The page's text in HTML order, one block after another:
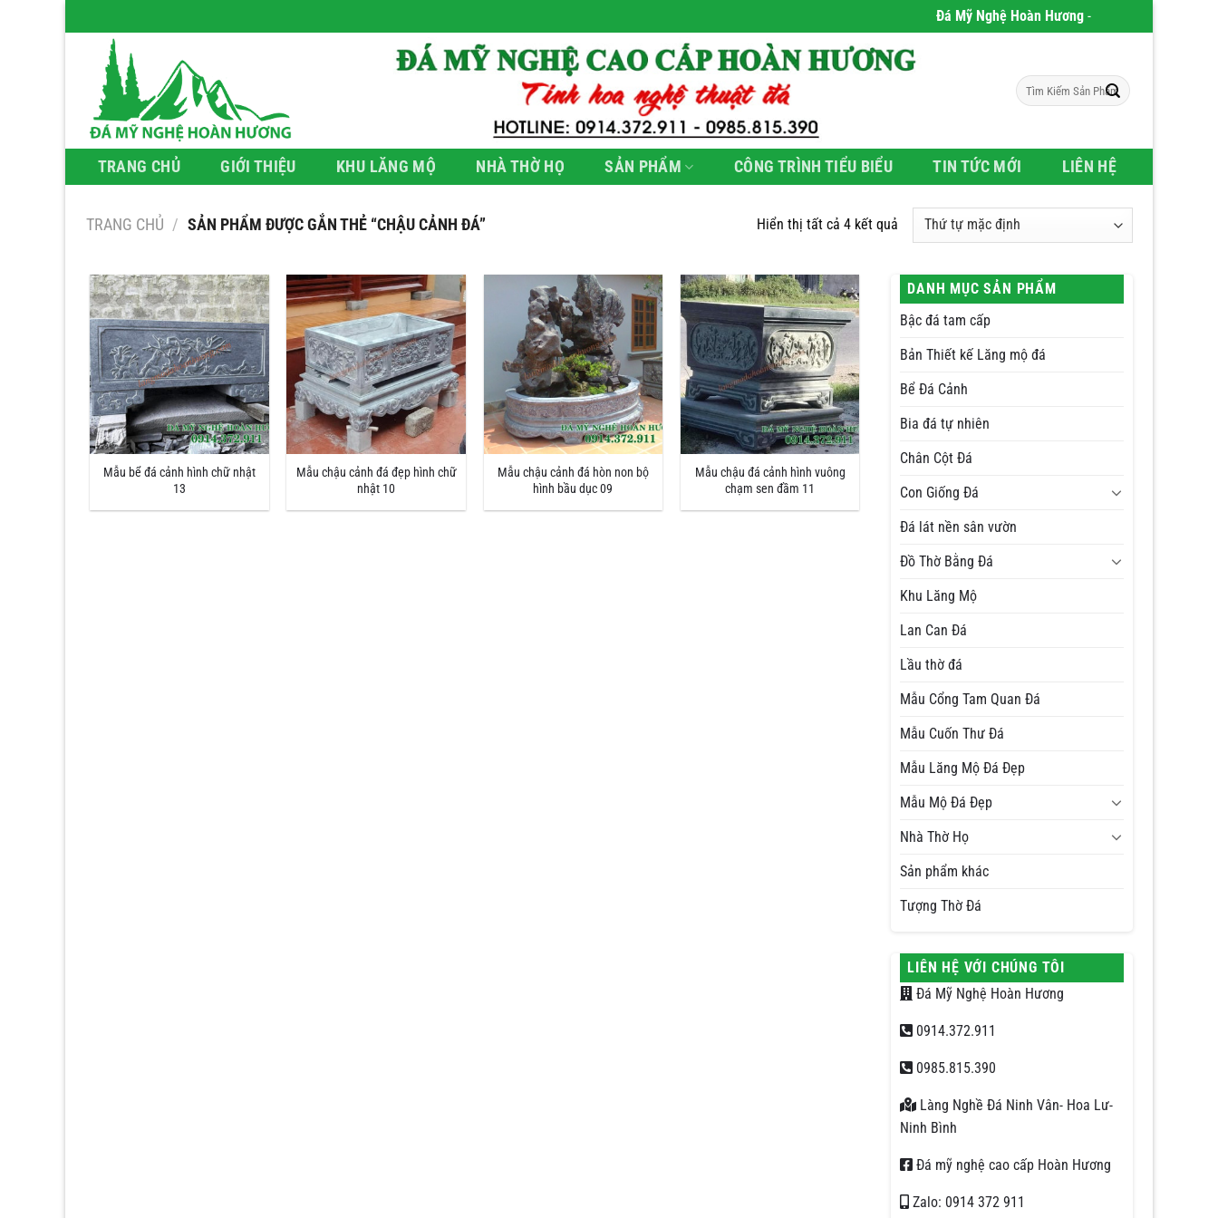
qua
Đá Mỹ Nghệ Hoàn Hương- Chúng tôi chuyên phân
Tìm
kiếm:
TRANG CHỦ GIỚI THIỆU KHU LĂNG MỘ NHÀ THỜ HỌ SẢN PHẨM CÔNG TRÌNH TIỂU BIỂU TIN TỨC MỚI LIÊN HỆ
TRANG CHỦ / SẢN PHẨM ĐƯỢC GẮN THẺ “CHẬU CẢNH ĐÁ” Hiển thị tất cả 4 kết quả
Mẫu bể đá cảnh hình chữ nhật
13
Mẫu chậu cảnh đá đẹp hình chữ
nhật 10
Mẫu chậu cảnh đá hòn non bộ
hình bầu dục 09
Mẫu chậu đá cảnh hình vuông
chạm sen đầm 11
DANH MỤC SẢN PHẨM
Bậc đá tam cấp
Bản Thiết kế Lăng mộ đá
Bể Đá Cảnh
Bia đá tự nhiên
Chân Cột Đá
Con Giống Đá
Đá lát nền sân vườn
Đồ Thờ Bằng Đá
Khu Lăng Mộ
Lan Can Đá
Lầu thờ đá
Mẫu Cổng Tam Quan Đá
Mẫu Cuốn Thư Đá
Mẫu Lăng Mộ Đá Đẹp
Mẫu Mộ Đá Đẹp
Nhà Thờ Họ
Sản phẩm khác
Tượng Thờ Đá
LIÊN HỆ VỚI CHÚNG TÔI
Đá Mỹ Nghệ Hoàn Hương
0914.372.911
0985.815.390
Làng Nghề Đá Ninh Vân- Hoa Lư-
Ninh Bình
Đá mỹ nghệ cao cấp Hoàn Hương
Zalo: 0914 372 911